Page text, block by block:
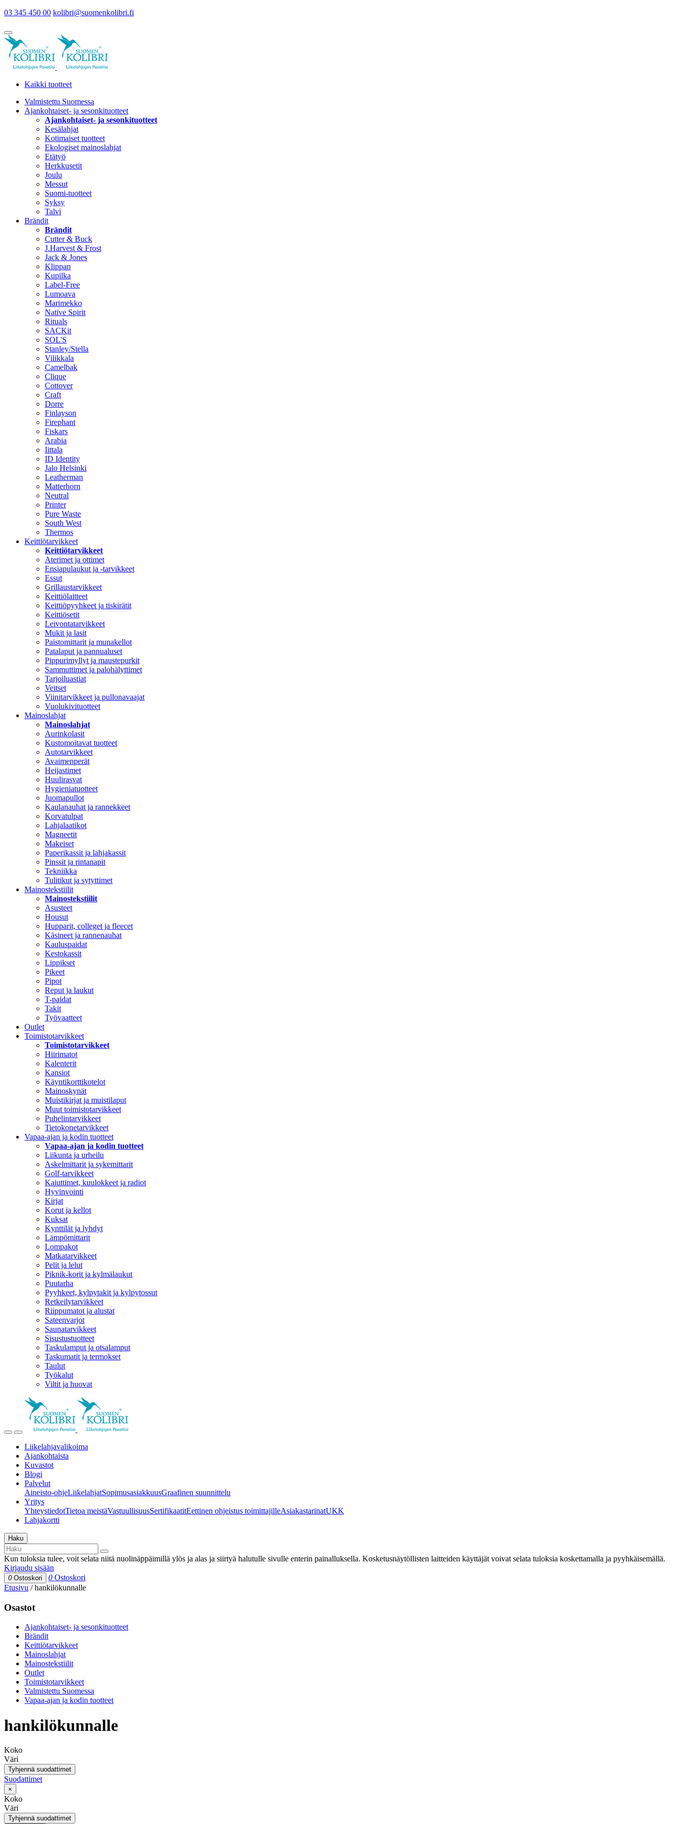
03 345 450 00 kolibri@suomenkolibri.fi
Kaikki tuotteet
Valmistettu Suomessa
Ajankohtaiset- ja sesonkituotteet
Ajankohtaiset- ja sesonkituotteet
Kesälahjat
Kotimaiset tuotteet
Ekologiset mainoslahjat
Etätyö
Herkkusetit
Joulu
Messut
Suomi-tuotteet
Syksy
Talvi
Brändit
Brändit
Cutter & Buck
J.Harvest & Frost
Jack & Jones
Klippan
Kupilka
Label-Free
Lumoava
Marimekko
Native Spirit
Rituals
SACKit
SOL'S
Stanley/Stella
Vilikkala
Camelbak
Clique
Cottover
Craft
Dorre
Finlayson
Firephant
Fiskars
Arabia
Iittala
ID Identity
Jalo Helsinki
Leatherman
Matterhorn
Neutral
Printer
Pure Waste
South West
Thermos
Keittiötarvikkeet
Keittiötarvikkeet
Aterimet ja ottimet
Ensiapulaukut ja -tarvikkeet
Essut
Grillaustarvikkeet
Keittiölaitteet
Keittiöpyyhkeet ja tiskirätit
Keittiösetit
Leivontatarvikkeet
Mukit ja lasit
Paistomittarit ja munakellot
Patalaput ja pannualuset
Pippurimyllyt ja maustepurkit
Sammuttimet ja palohälyttimet
Tarjoiluastiat
Veitset
Viinitarvikkeet ja pullonavaajat
Vuolukivituotteet
Mainoslahjat
Mainoslahjat
Aurinkolasit
Kustomoitavat tuotteet
Autotarvikkeet
Avaimenperät
Heijastimet
Huulirasvat
Hygieniatuotteet
Juomapullot
Kaulanauhat ja rannekkeet
Korvatulpat
Lahjalaatikot
Magneetit
Makeiset
Paperikassit ja lahjakassit
Pinssit ja rintanapit
Tekniikka
Tulitikut ja sytyttimet
Mainostekstiilit
Mainostekstiilit
Asusteet
Housut
Hupparit, colleget ja fleecet
Käsineet ja rannenauhat
Kauluspaidat
Kestokassit
Lippikset
Pikeet
Pipot
Reput ja laukut
T-paidat
Takit
Työvaatteet
Outlet
Toimistotarvikkeet
Toimistotarvikkeet
Hiirimatot
Kalenterit
Kansiot
Käyntikorttikotelot
Mainoskynät
Muistikirjat ja muistilaput
Muut toimistotarvikkeet
Puhelintarvikkeet
Tietokonetarvikkeet
Vapaa-ajan ja kodin tuotteet
Vapaa-ajan ja kodin tuotteet
Liikunta ja urheilu
Askelmittarit ja sykemittarit
Golf-tarvikkeet
Kaiuttimet, kuulokkeet ja radiot
Hyvinvointi
Kirjat
Korut ja kellot
Kuksat
Kynttilät ja lyhdyt
Lämpömittarit
Lompakot
Matkatarvikkeet
Pelit ja lelut
Piknik-korit ja kylmälaukut
Puutarha
Pyyhkeet, kylpytakit ja kylpytossut
Retkeilytarvikkeet
Riippumatot ja alustat
Sateenvarjot
Saunatarvikkeet
Sisustustuotteet
Taskulamput ja otsalamput
Taskumatit ja termokset
Taulut
Työkalut
Viltit ja huovat
Liikelahjavalikoima
Ajankohtaista
Kuvastot
Blogi
Palvelut
Aineisto-ohjeLiikelahjatSopimusasiakkuusGraafinen suunnittelu
Yritys
YhteystiedotTietoa meistäVastuullisuusSertifikaatitEettinen ohjeistus toimittajilleAsiakastarinatUKK
Lahjakortti
Haku
Kun tuloksia tulee, voit selata niitä nuolinäppäimillä ylös ja alas ja siirtyä halutulle sivulle enterin painalluksella. Kosketusnäytöllisten laitteiden käyttäjät voivat selata tuloksia koskettamalla ja pyyhkäisemällä.
Kirjaudu sisään
0 Ostoskori 0 Ostoskori
Etusivu /hankilökunnalle
Osastot
Ajankohtaiset- ja sesonkituotteet
Brändit
Keittiötarvikkeet
Mainoslahjat
Mainostekstiilit
Outlet
Toimistotarvikkeet
Valmistettu Suomessa
Vapaa-ajan ja kodin tuotteet
hankilökunnalle
Koko
Väri
Tyhjennä suodattimet
Suodattimet
×
Koko
Väri
Tyhjennä suodattimet